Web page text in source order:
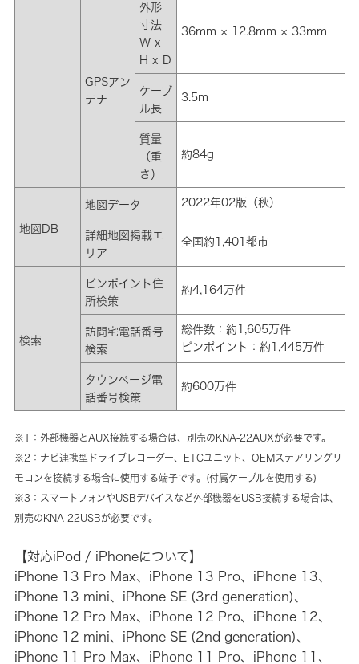
GPSアン
テナ
外形
寸法
W x
H x D
36mm × 12.8mm × 33mm
ケーブ
ル長
3.5m
質量
（重
さ）
約84g
地図DB
地図データ 2022年02版（秋）
詳細地図掲載エ
リア
全国約1,401都市
検索
ピンポイント住
所検策
約4,164万件
訪問宅電話番号
検索
総件数：約1,605万件
ピンポイント：約1,445万件
タウンページ電
話番号検策
約600万件
※1：外部機器とAUX接続する場合は、別売のKNA-22AUXが必要です。
※2：ナビ連携型ドライブレコーダー、ETCユニット、OEMステアリングリ
モコンを接続する場合に使用する端子です。(付属ケーブルを使用する)
※3：スマートフォンやUSBデバイスなど外部機器をUSB接続する場合は、
別売のKNA-22USBが必要です。
【対応iPod / iPhoneについて】
iPhone 13 Pro Max、iPhone 13 Pro、iPhone 13、
iPhone 13 mini、iPhone SE (3rd generation)、
iPhone 12 Pro Max、iPhone 12 Pro、iPhone 12、
iPhone 12 mini、iPhone SE (2nd generation)、
iPhone 11 Pro Max、iPhone 11 Pro、iPhone 11、